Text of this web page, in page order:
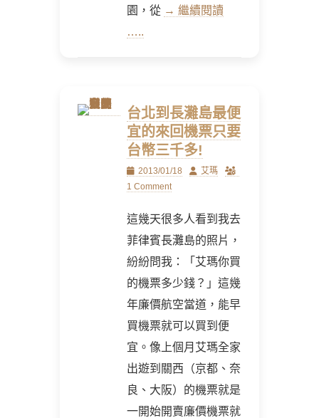
園，從 → 繼續閱讀
…..
台北到長灘島最便
宜的來回機票只要
台幣三千多!
Posted
on
2013/01/18 Author
艾瑪
1 Comment
這幾天很多人看到我去
菲律賓長灘島的照片，
紛紛問我：「艾瑪你買
的機票多少錢？」這幾
年廉價航空當道，能早
買機票就可以買到便
宜。像上個月艾瑪全家
出遊到關西（京都、奈
良、大阪）的機票就是
一開始開賣廉價機票就